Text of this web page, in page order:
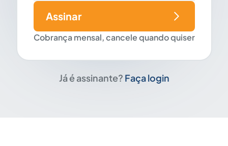
Cobrança mensal, cancele quando quiser
Assinar
Já é assinante? Faça login